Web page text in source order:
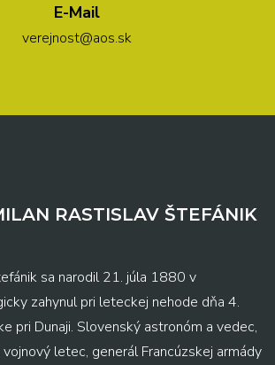
E-Mail
verejnost@aos.sk
RASTISLAV ŠTEFÁNIK
sa narodil 21. júla 1880 v
zahynul pri leteckej nehode dňa 4.
pri Dunaji. Slovenský astronóm a vedec,
letec, generál Francúzskej armády